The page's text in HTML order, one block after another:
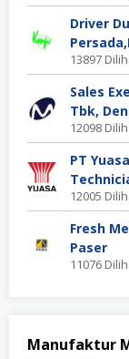
Driver
13897
Sales
Tbk,
12098
PT
12005
Fresh
Paser
11076
Manufaktur